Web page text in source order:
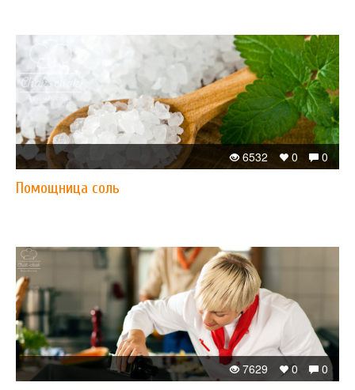
0
0
6532
Помощница соль
0
0
7629